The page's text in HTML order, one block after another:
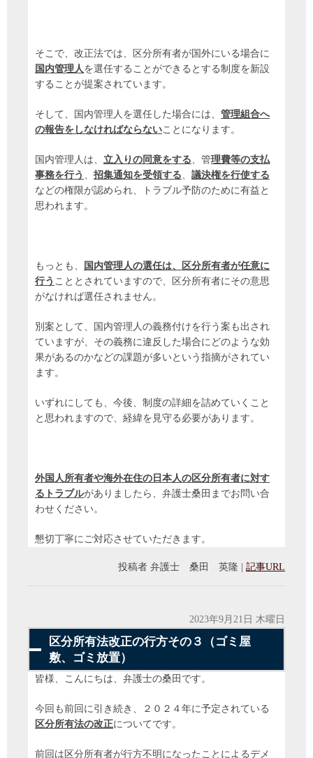
そこで、改正法では、区分所有者が国外にいる場合に
国内管理人を選任することができるとする制度を新設
することが提案されています。
そして、国内管理人を選任した場合には、 管理組合へ
の報告をしなければならないことになります。
国内管理人は、 立入りの同意をする、管理費等の支払
事務を行う 、 招集通知を受領する、 議決権を行使する
などの権限が認められ、トラブル予防のために有益と
思われます。
もっとも、
国内管理人の選任は、区分所有者が任意に
行う こととされていますので、区分所有者にその意思
がなければ選任されません。
別案として、国内管理人の義務付けを行う案も出され
ていますが、その義務に違反した場合にどのような効
果があるのかなどの課題が多いという指摘がされてい
ます。
いずれにしても、今後、制度の詳細を詰めていくこと
と思われますので、経緯を見守る必要があります。
外国人所有者や海外在住の日本人の区分所有者に対す
るトラブルがありましたら、弁護士桑田までお問い合
わせください。
懇切丁寧にご対応させていただきます。
投稿者 弁護士 桑田 英隆 記事URL
2023年9月21日 木曜日
区分所有法改正の行方その３（ゴミ屋
敷、ゴミ放置）
皆様、こんにちは、弁護士の桑田です。
今回も前回に引き続き、２０２４年に予定されている
区分所有法の改正についてです。
前回は区分所有者が行方不明になったことによるデメ